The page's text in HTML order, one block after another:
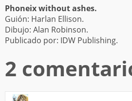
Phoneix without ashes.
Guión: Harlan Ellison.
Dibujo: Alan Robinson.
Publicado por: IDW Publishing.
2